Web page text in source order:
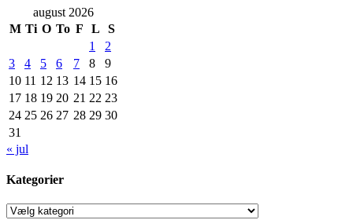
august 2026
M Ti O To F L
S
1
2
3
4 5 6 7 8
9
10 11 12 13 14 15 16
17 18 19 20 21 22 23
24 25 26 27 28 29 30
31
« jul
Kategorier
Kategorier